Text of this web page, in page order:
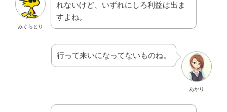
みぐらとり
れないけど、いずれにしろ利益は出ま
すよね。
あかり
行って来いになってないものね。